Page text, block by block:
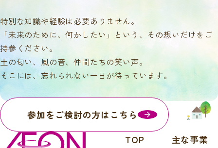
特別な知識や経験は必要ありません。
「未来のために、何かしたい」という、その想いだけをご
持参ください。
土の匂い、風の音、仲間たちの笑い声。
そこには、忘れられない一日が待っています。
参加をご検討の方はこちら
TOP
主な事業